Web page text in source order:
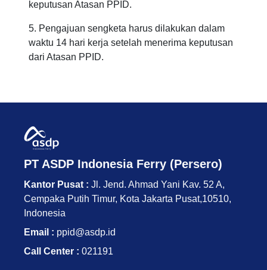
keputusan Atasan PPID.
5. Pengajuan sengketa harus dilakukan dalam
waktu 14 hari kerja setelah menerima keputusan
dari Atasan PPID.
PT ASDP Indonesia Ferry (Persero)
Kantor Pusat : Jl. Jend. Ahmad Yani Kav. 52 A,
Cempaka Putih Timur, Kota Jakarta Pusat,10510,
Indonesia
Email : ppid@asdp.id
Call Center : 021191